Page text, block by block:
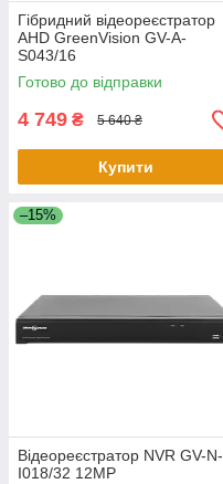
Гібридний відеореєстратор
AHD GreenVision GV-A-
S043/16
Готово до відправки
4 749 ₴ 5 640 ₴
Купити
–15%
Відеореєстратор NVR GV-N-
I018/32 12MP